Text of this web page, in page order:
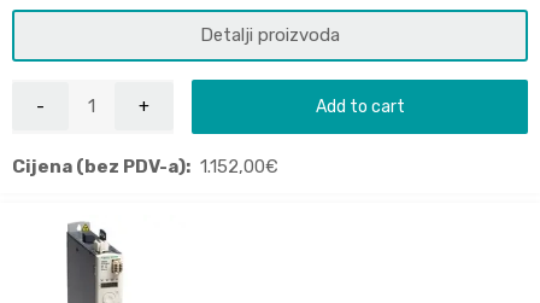
Detalji proizvoda
Add to cart
Cijena (bez PDV-a): 1.152,00€